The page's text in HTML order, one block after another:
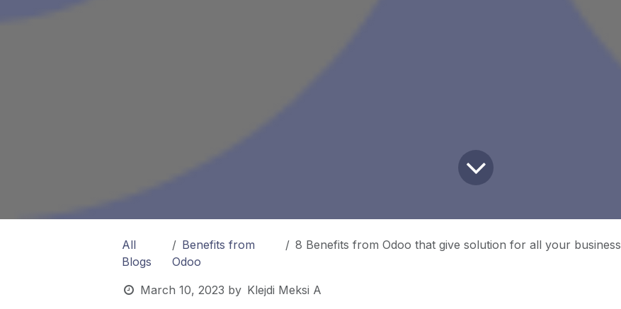
All
Blogs
Benefits from
Odoo
8 Benefits from Odoo that give solution for all your business needs
March 10, 2023 by Klejdi Meksi A